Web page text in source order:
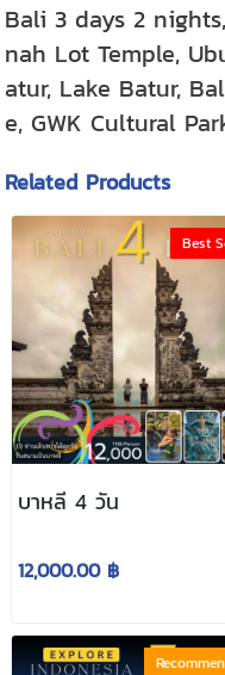
Bali 3 days 2
nah Lot Temple,
atur, Lake Batur,
e, GWK Cultural
Related Products
Best
บาหลี 4 วัน
12,000.00 ฿